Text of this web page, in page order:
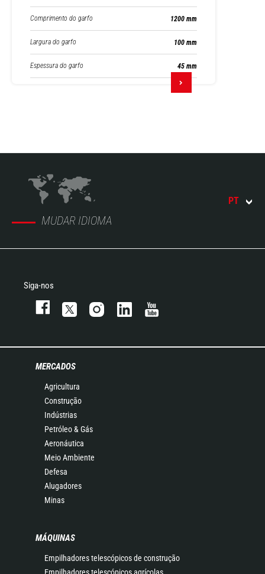
Comprimento do garfo 1200 mm
Largura do garfo 100 mm
Espessura do garfo 45 mm
MUDAR IDIOMA
PT
Siga-nos
MERCADOS
Agricultura
Construção
Indústrias
Petróleo & Gás
Aeronáutica
Meio Ambiente
Defesa
Alugadores
Minas
MÁQUINAS
Empilhadores telescópicos de construção